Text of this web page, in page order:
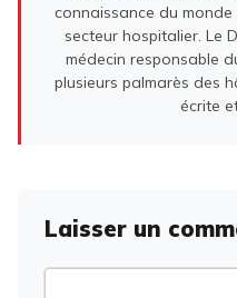
connaissance du
secteur hospitalier. Le
médecin responsable
plusieurs palmarès des
écrite
Laisser un